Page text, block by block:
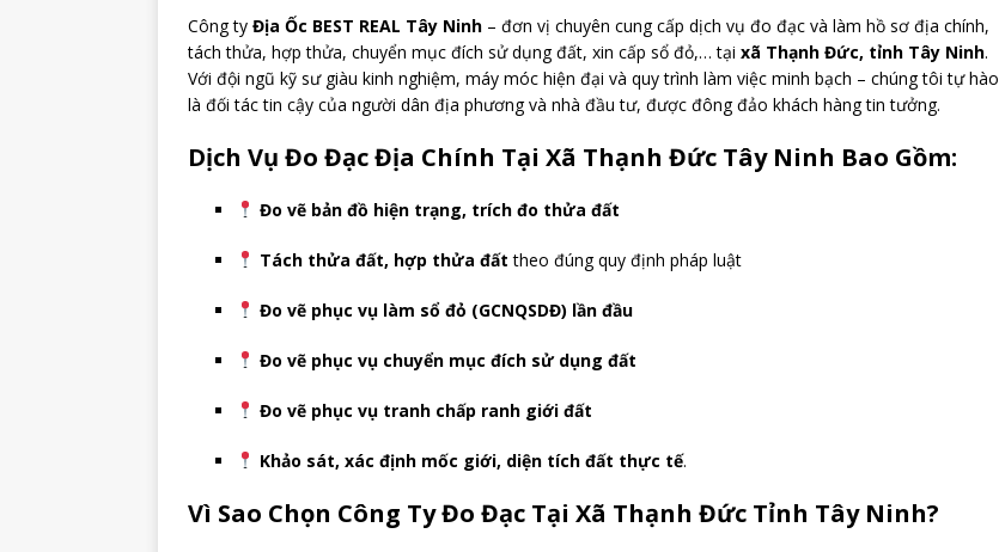
Công ty Địa Ốc BEST REAL Tây Ninh – đơn vị chuyên cung cấp dịch vụ đo đạc và làm hồ sơ địa chính,
tách thửa, hợp thửa, chuyển mục đích sử dụng đất, xin cấp sổ đỏ,… tại xã Thạnh Đức, tỉnh Tây Ninh.
Với đội ngũ kỹ sư giàu kinh nghiệm, máy móc hiện đại và quy trình làm việc minh bạch – chúng tôi tự hào
là đối tác tin cậy của người dân địa phương và nhà đầu tư, được đông đảo khách hàng tin tưởng.
Dịch Vụ Đo Đạc Địa Chính Tại Xã Thạnh Đức Tây Ninh Bao Gồm:
Đo vẽ bản đồ hiện trạng, trích đo thửa đất
Tách thửa đất, hợp thửa đất theo đúng quy định pháp luật
Đo vẽ phục vụ làm sổ đỏ (GCNQSDĐ) lần đầu
Đo vẽ phục vụ chuyển mục đích sử dụng đất
Đo vẽ phục vụ tranh chấp ranh giới đất
Khảo sát, xác định mốc giới, diện tích đất thực tế.
Vì Sao Chọn Công Ty Đo Đạc Tại Xã Thạnh Đức Tỉnh Tây Ninh?